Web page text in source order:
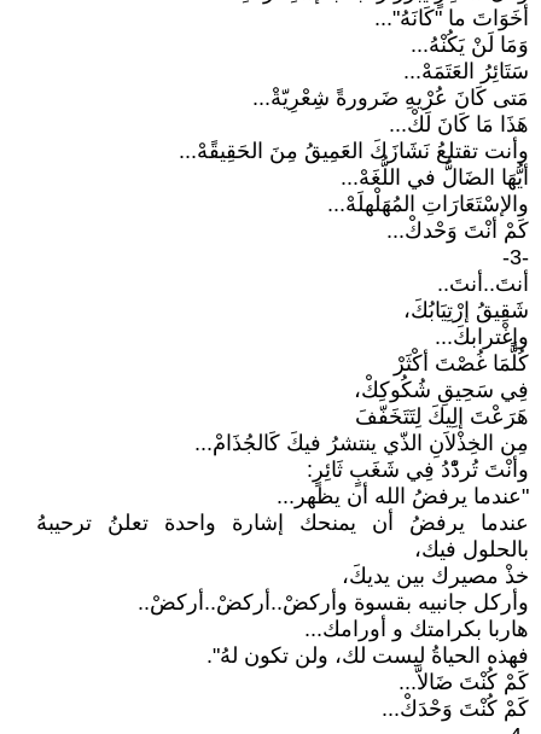
أخَوَاتَ ما "كَانَهُ"...
وَمَا لَنْ يَكُنْهُ...
سَتَائِرُ العَتَمَهْ...
مَتى كَانَ عُرْيهِ ضَرورةً شِعْرِيّةْ...
هَذَا مَا كَانَ لَكْ...
وأنت تقتلعُ نَشَازَكَ العَمِيقُ مِنَ الحَقِيقًهْ...
أيُّهَا الضَالُّ في اللُّغَهْ...
والإسْتَعَارَاتِ المُهَلْهلَهْ...
كَمْ أنْتَ وَحْدكْ...
-3-
أنتَ..أنتَ..
شَقِيقُ إرْتِيَابُكَ،
وإغْترابكَ...
كُلًّمَا غُصْتَ أكْثَرْ
فِي سَحِيقِ شُكُوكِكْ،
هَرَعْتَ إلِيكَ لِتَتَخَفّفَ
مِن الخِذْلاَنِ الذّي ينتشرُ فيكَ كَالجُذَامْ...
وأنْتَ تُردّْدُ فِي شَغَبٍ ثَائِرٍ:
"عندما يرفضُ الله أن يظهر...
عندما يرفضُ أن يمنحك إشارة واحدة تعلنُ ترحيبهُ
بالحلول فيك،
خذْ مصيرك بين يديكَ،
وأركل جانبيه بقسوة وأركضْ..أركضْ..أركضْ..
هاربا بكرامتك و أورامك...
فهذه الحياةُ ليست لك، ولن تكون لهُ".
كَمْ كُنْتَ ضَالاَّ...
كَمْ كُنْتَ وَحْدَكْ...